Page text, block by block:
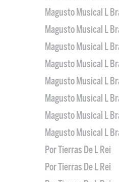
Magusto Musical L
Magusto Musical L
Magusto Musical L
Magusto Musical L
Magusto Musical L
Magusto Musical L
Magusto Musical L
Magusto Musical L
Por Tierras De L Rei
Por Tierras De L Rei